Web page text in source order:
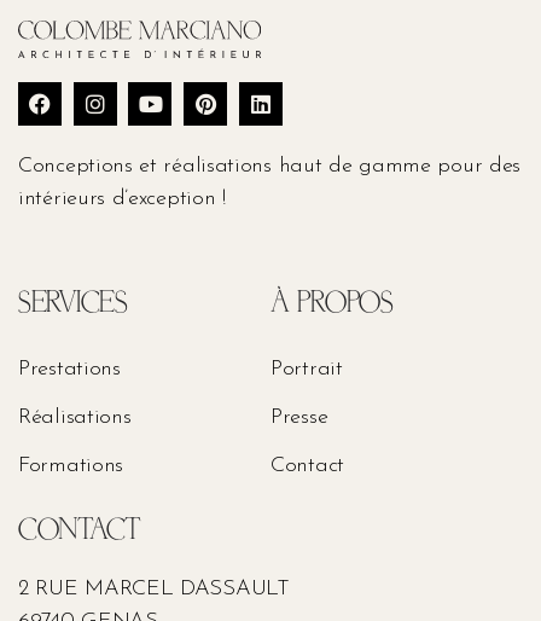
Conceptions et réalisations haut de gamme pour des
intérieurs d’exception !
SERVICES
Prestations
Réalisations
Formations
À PROPOS
Portrait
Presse
Contact
CONTACT
2 RUE MARCEL DASSAULT